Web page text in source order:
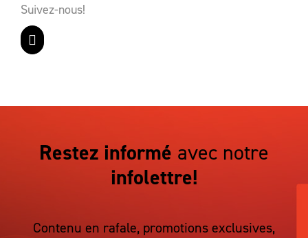
Suivez-nous!
Restez informé avec notre
infolettre!
Contenu en rafale, promotions exclusives,